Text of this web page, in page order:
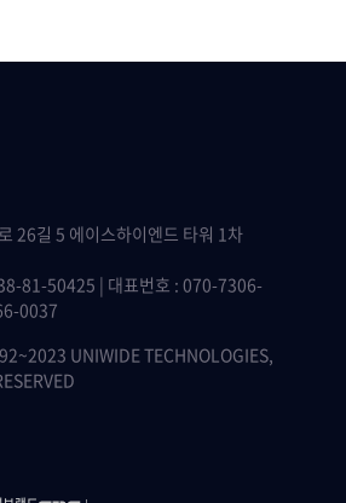
26길 5 에이스하이엔드 타워 1차
81-50425 | 대표번호 : 070-7306-
0037
UNIWIDE TECHNOLOGIES,